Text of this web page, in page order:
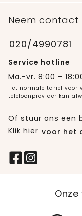
Neem
020/4990781
Service hotline
Ma.-vr. 8:00 –
Het normale tarief voor
telefoonprovider kan
Of stuur ons een
Klik hier voor het